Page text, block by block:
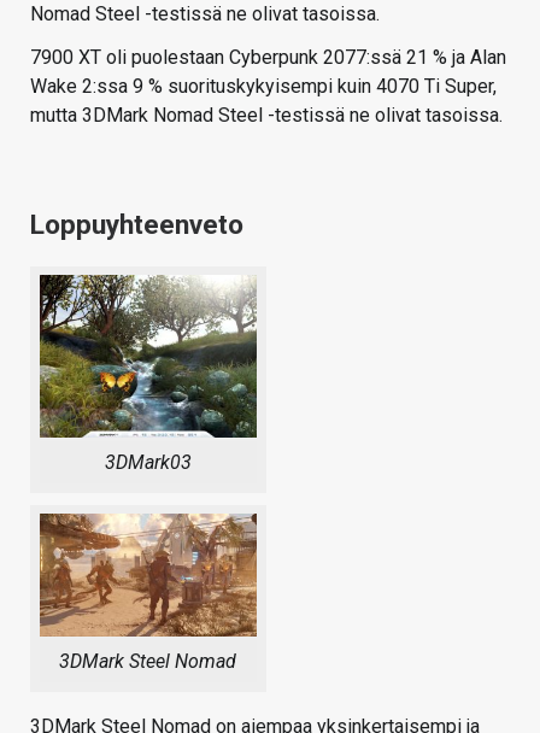
Nomad Steel -testissä ne olivat tasoissa.
7900 XT oli puolestaan Cyberpunk 2077:ssä 21 % ja Alan
Wake 2:ssa 9 % suorituskykyisempi kuin 4070 Ti Super,
mutta 3DMark Nomad Steel -testissä ne olivat tasoissa.
Loppuyhteenveto
3DMark03
3DMark Steel Nomad
3DMark Steel Nomad on aiempaa yksinkertaisempi ja